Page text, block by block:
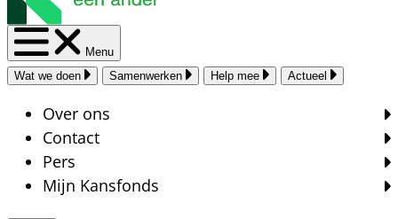
Menu
Wat we doen
Samenwerken Help mee Actueel
Over ons
Contact
Pers
Mijn Kansfonds